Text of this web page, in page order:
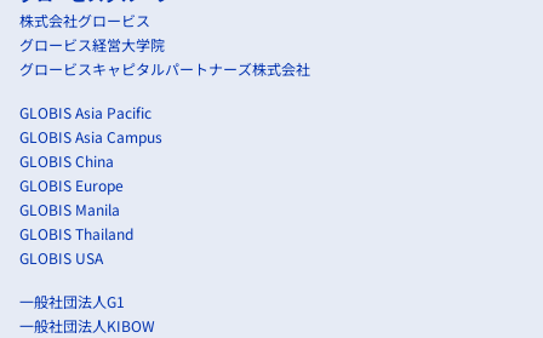
株式会社グロービス
グロービス経営大学院
グロービスキャピタルパートナーズ株式会社
GLOBIS Asia Pacific
GLOBIS Asia Campus
GLOBIS China
GLOBIS Europe
GLOBIS Manila
GLOBIS Thailand
GLOBIS USA
一般社団法人G1
一般社団法人KIBOW